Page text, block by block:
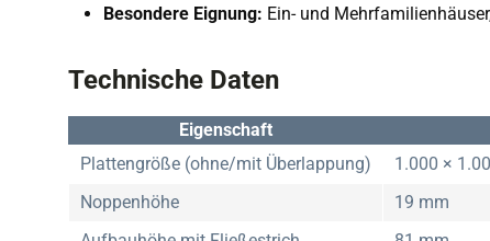
Besondere Eignung: Ein- und
Technische Daten
Eigenschaft
Plattengröße (ohne/mit Überlappung)
1.000 ×
Noppenhöhe
19 mm